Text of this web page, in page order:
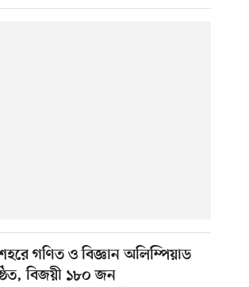
গণিত ও বিজ্ঞান অলিম্পিয়াড
বিজয়ী ১৮০ জন